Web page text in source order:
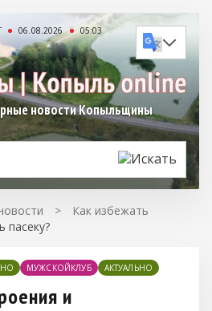
06.08.2026 05:03
новости Копыльщины
>
Как избежать
пасеку?
МУЖСКОЙКЛУБ АКТУАЛЬНО
и